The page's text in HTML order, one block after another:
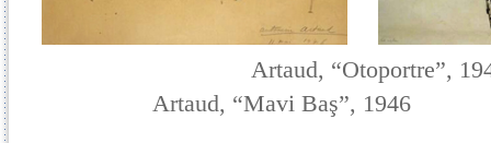
Artaud,
Artaud, “Mavi Baş”, 1946